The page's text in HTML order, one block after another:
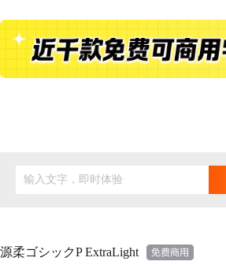
输入文字，即时体验
源柔ゴシックP ExtraLight